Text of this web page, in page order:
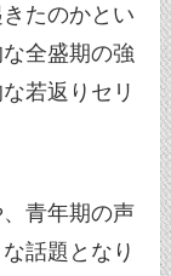
たのかとい
全盛期の強
若返りセリ
青年期の声
話題となり